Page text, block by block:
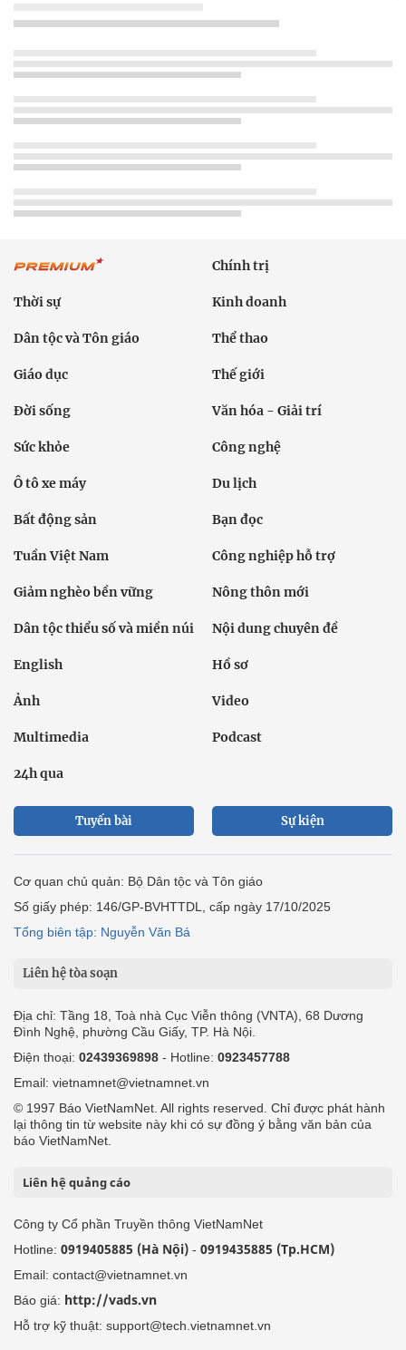
Chính trị
Thời sự Kinh doanh
Dân tộc và Tôn giáo Thể thao
Giáo dục Thế giới
Đời sống Văn hóa - Giải trí
Sức khỏe Công nghệ
Ô tô xe máy Du lịch
Bất động sản Bạn đọc
Tuần Việt Nam Công nghiệp hỗ trợ
Giảm nghèo bền vững Nông thôn mới
Dân tộc thiểu số và miền núi Nội dung chuyên đề
English Hồ sơ
Ảnh Video
Multimedia Podcast
24h qua
Tuyến bài Sự kiện
Cơ quan chủ quản: Bộ Dân tộc và Tôn giáo
Số giấy phép: 146/GP-BVHTTDL, cấp ngày 17/10/2025
Tổng biên tập: Nguyễn Văn Bá
Liên hệ tòa soạn
Địa chỉ: Tầng 18, Toà nhà Cục Viễn thông (VNTA), 68 Dương
Đình Nghệ, phường Cầu Giấy, TP. Hà Nội.
Điện thoại: 02439369898 - Hotline: 0923457788
Email: vietnamnet@vietnamnet.vn
© 1997 Báo VietNamNet. All rights reserved. Chỉ được phát hành
lại thông tin từ website này khi có sự đồng ý bằng văn bản của
báo VietNamNet.
Liên hệ quảng cáo
Công ty Cổ phần Truyền thông VietNamNet
Hotline: 0919405885 (Hà Nội) - 0919435885 (Tp.HCM)
Email: contact@vietnamnet.vn
Báo giá: http://vads.vn
Hỗ trợ kỹ thuật: support@tech.vietnamnet.vn